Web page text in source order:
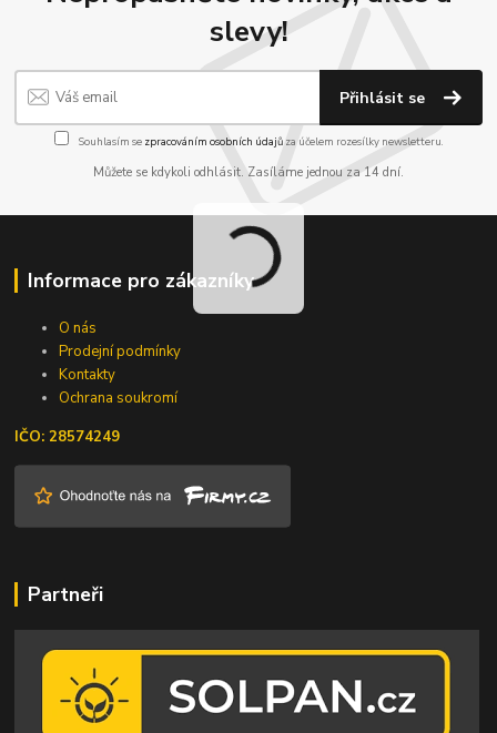
slevy!
Přihlásit se
Souhlasím se zpracováním osobních údajůza účelem rozesílky newsletteru.
Můžete se kdykoli odhlásit. Zasíláme jednou za 14 dní.
Informace pro zákazníky
O nás
Prodejní podmínky
Kontakty
Ochrana soukromí
IČO: 28574249
Partneři